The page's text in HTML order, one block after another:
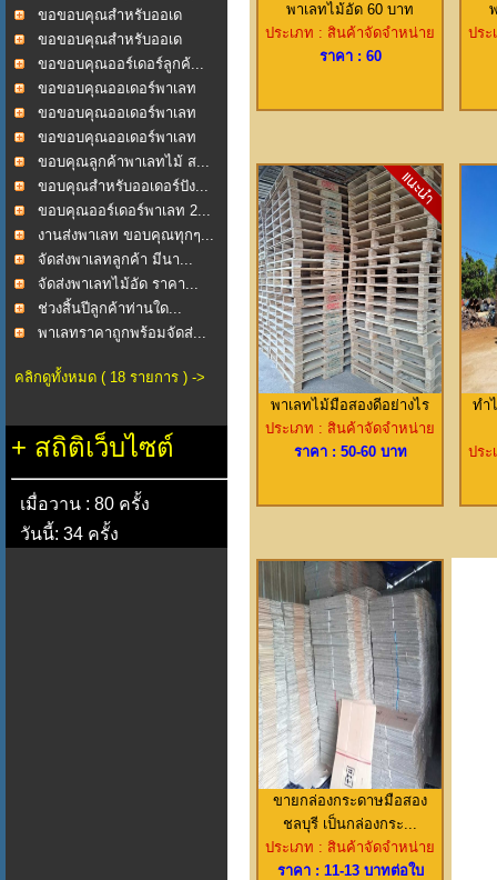
ขอขอบคุณสำหรับออเด
อร์ช...ขอขอบคุณสำหรับออเด
อร์พ...ขอขอบคุณออร์เดอร์ลูกค้...
ขอขอบคุณออเดอร์พาเลท
2...
ขอขอบคุณออเดอร์พาเลท
ไม... ขอขอบคุณออเดอร์พาเลท
ไม... ขอบคุณลูกค้าพาเลทไม้ ส...
ขอบคุณสำหรับออเดอร์ปัง...
ขอบคุณออร์เดอร์พาเลท 2...
งานส่งพาเลท ขอบคุณทุกๆ...
จัดส่งพาเลทลูกค้า มีนา...
จัดส่งพาเลทไม้อัด ราคา...
ช่วงสิ้นปีลูกค้าท่านใด...
พาเลทราคาถูกพร้อมจัดส่...
คลิกดูทั้งหมด ( 18 รายการ ) ->
+ สถิติเว็บไซต์
เมื่อวาน : 80 ครั้ง
วันนี้: 34 ครั้ง
พาเลทไม้อัด 60 บาท
ประเภท : สินค้าจัดจำหน่าย
ราคา : 60
ปร
พาเลทไม้มือสองดีอย่างไร
ประเภท : สินค้าจัดจำหน่าย
ราคา : 50-60 บาท
ทำ
ปร
ขายกล่องกระดาษมือสอง
ชลบุรี เป็นกล่องกระ...
ประเภท : สินค้าจัดจำหน่าย
ราคา : 11-13 บาทต่อใบ